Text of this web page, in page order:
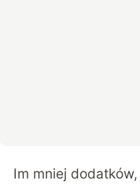
Im mniej